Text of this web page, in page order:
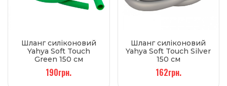
Шланг силіконовий
Yahya Soft Touch
Green 150 см
190грн.
Шланг силіконовий
Yahya Soft Touch Silver
150 см
162грн.